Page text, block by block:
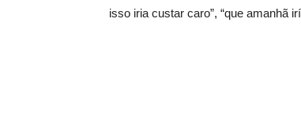
isso iria custar caro”, “que amanhã